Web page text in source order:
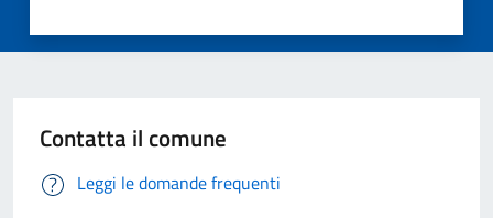
Contatta il comune
Leggi le domande frequenti